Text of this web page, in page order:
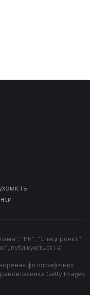
"PR", "Спецпроект",
публікуються на
фотографічних
Getty Images